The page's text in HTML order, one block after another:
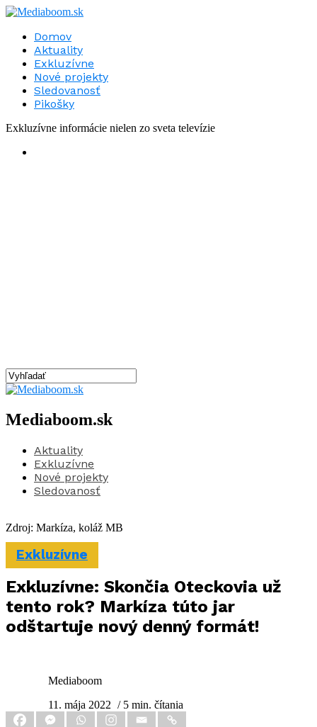
Domov
Aktuality
Exkluzívne
Nové projekty
Sledovanosť
Pikošky
Exkluzívne informácie nielen zo sveta televízie
Mediaboom.sk
Aktuality
Exkluzívne
Nové projekty
Sledovanosť
Zdroj: Markíza, koláž MB
Exkluzívne
Exkluzívne: Skončia Oteckovia už
tento rok? Markíza túto jar
odštartuje nový denný formát!
Mediaboom
11. mája 2022 / 5 min. čítania